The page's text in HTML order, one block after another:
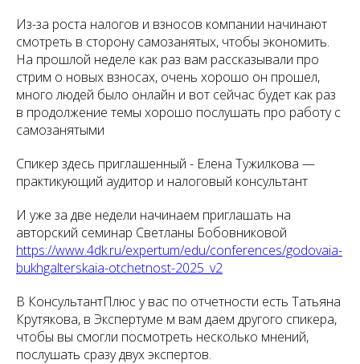
Из-за роста налогов и взносов компании начинают
смотреть в сторону самозанятых, чтобы экономить.
На прошлой неделе как раз вам рассказывали про
стрим о новых взносах, очень хорошо он прошел,
много людей было онлайн и вот сейчас будет как раз
в продолжение темы хорошо послушать про работу с
самозанятыми
Спикер здесь приглашенный - Елена Тужилкова —
практикующий аудитор и налоговый консультант
И уже за две недели начинаем приглашать на
авторский семинар Светланы Бобовниковой
https://www.4dk.ru/expertum/edu/conferences/godovaia-
bukhgalterskaia-otchetnost-2025_v2
В КонсультантПлюс у вас по отчетности есть Татьяна
Крутякова, в Экспертуме м вам даем другого спикера,
чтобы вы смогли посмотреть несколько мнений,
послушать сразу двух экспертов.